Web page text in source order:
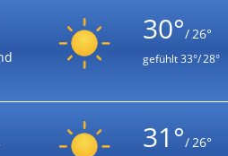
30°/ 26°
gefühlt33°/ 28°
31°/ 26°